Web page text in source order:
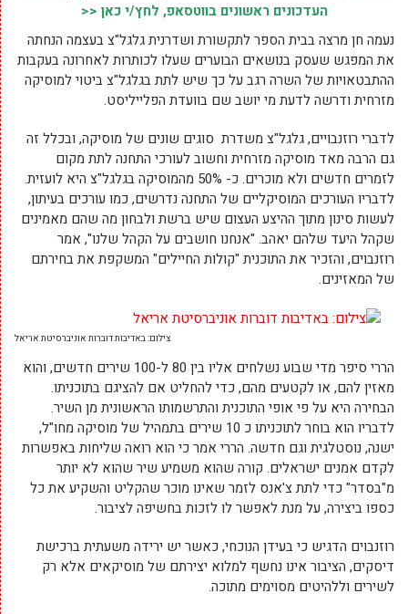
העדכונים ראשונים בווטסאפ, לחץ/י כאן <<
נעמה חן מרצה בבית הספר לתקשורת ושדרנית גלגל"צ בעצמה הנחתה
את המפגש שעסק בנושאים הבוערים שעלו לכותרות לאחרונה בעקבות
ההתבטאויות של השרה רגב על כך שיש לתת בגלגל"צ ביטוי למוסיקה
מזרחית ודרשה לדעת מי יושב שם בוועדת הפלייליסט.
לדברי רוזנבויים, גלגל"צ משדרת סוגים שונים של מוסיקה, ובכלל זה
גם הרבה מאד מוסיקה מזרחית וחשוב לעורכי התחנה לתת מקום
לזמרים חדשים ולא מוכרים. כ- 50% מהמוסיקה בגלגל"צ היא לועזית.
לדבריו העורכים המוסיקליים של התחנה נדרשים, כמו עורכים בעיתון,
לעשות סינון מתוך ההיצע העצום שיש ברשת ולבחון מה שהם מאמינים
שקהל היעד שלהם יאהב. "אנחנו חושבים על הקהל שלנו", אמר
רוזנבוים, והזכיר את התוכנית "קולות החיילים" המשקפת את בחירתם
של המאזינים.
צילום: באדיבות דוברות אוניברסיטת אריאל
הררי סיפר מדי שבוע נשלחים אליו בין 80 ל-100 שירים חדשים, והוא
מאזין להם, או לקטעים מהם, כדי להחליט אם להציגם בתוכניתו.
הבחירה היא על פי אופי התוכנית והתרשמותו הראשונית מן השיר.
לדבריו הוא בוחר לתוכניתו כ 10 שירים בתמהיל של מוסיקה מחו"ל,
ישנה, נוסטלגית וגם חדשה. הררי אמר כי הוא רואה שליחות באפשרות
לקדם אמנים ישראלים. קורה שהוא משמיע שיר שהוא לא יותר
מ"בסדר" כדי לתת צ'אנס לזמר שאינו מוכר שהקליט והשקיע את כל
כספו ביצירה, על מנת לאפשר לו לזכות בחשיפה לציבור.
רוזנבוים הדגיש כי בעידן הנוכחי, כאשר יש ירידה משעתית ברכישת
דיסקים, הציבור אינו נחשף למלוא יצירתם של מוסיקאים אלא רק
לשירים וללהיטים מסוימים מתוכה.